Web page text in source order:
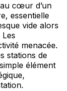
au cœur d’un
essentielle
vide alors
menacée.
stations de
élément